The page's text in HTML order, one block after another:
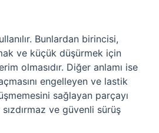
Bunlardan birincisi,
ve küçük düşürmek için
olmasıdır. Diğer anlamı ise
engelleyen ve lastik
sağlayan parçayı
ve güvenli sürüş